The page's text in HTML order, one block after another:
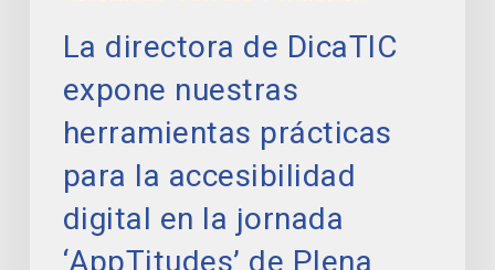
jornada
‘AppTitudes’
Plena
La directora de DicaTIC
expone nuestras
herramientas prácticas
para la accesibilidad
digital en la jornada